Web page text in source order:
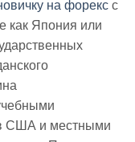
на форексс
как Япония или
США и местными